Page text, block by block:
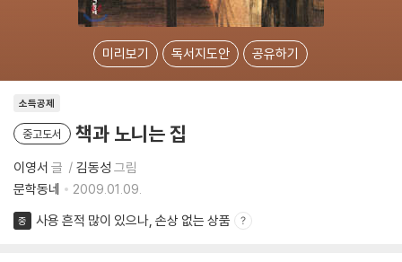
미리보기 독서지도안 공유하기
소득공제
중고도서 책과 노니는 집
이영서 글 김동성 그림
문학동네
2009.01.09.
중 사용 흔적 많이 있으나, 손상 없는 상품